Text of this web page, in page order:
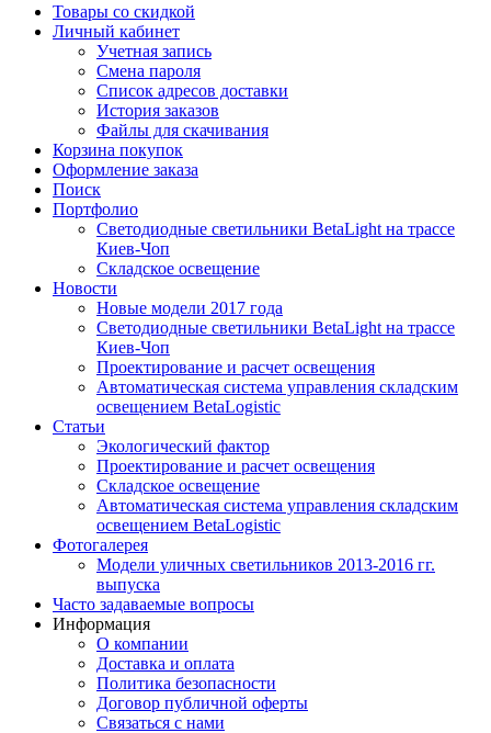
Товары со скидкой
Личный кабинет
Учетная запись
Смена пароля
Список адресов доставки
История заказов
Файлы для скачивания
Корзина покупок
Оформление заказа
Поиск
Портфолио
Светодиодные светильники BetaLight на трассе
Киев-Чоп
Складское освещение
Новости
Новые модели 2017 года
Светодиодные светильники BetaLight на трассе
Киев-Чоп
Проектирование и расчет освещения
Автоматическая система управления складским
освещением BetaLogistic
Статьи
Экологический фактор
Проектирование и расчет освещения
Складское освещение
Автоматическая система управления складским
освещением BetaLogistic
Фотогалерея
Модели уличных светильников 2013-2016 гг.
выпуска
Часто задаваемые вопросы
Информация
О компании
Доставка и оплата
Политика безопасности
Договор публичной оферты
Связаться с нами